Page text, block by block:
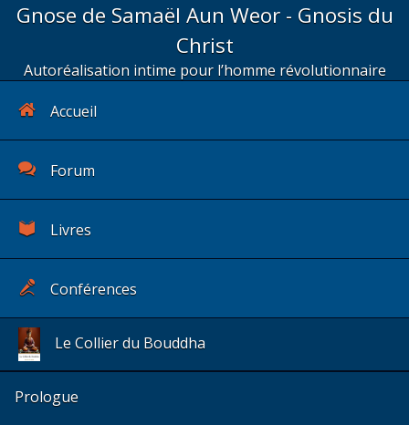
Gnose de Samaël Aun Weor - Gnosis du
Christ
Autoréalisation intime pour l’homme révolutionnaire
Accueil
Forum
Livres
Conférences
Le Collier du Bouddha
Prologue